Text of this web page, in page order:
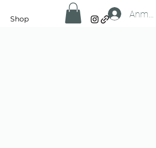
Shop